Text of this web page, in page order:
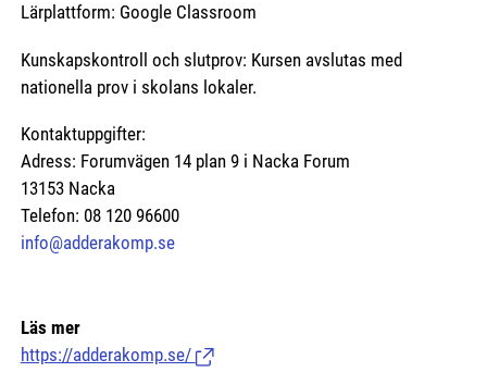
Lärplattform: Google Classroom
Kunskapskontroll och slutprov: Kursen avslutas med
nationella prov i skolans lokaler.
Kontaktuppgifter:
Adress: Forumvägen 14 plan 9 i Nacka Forum
13153 Nacka
Telefon: 08 120 96600
info@adderakomp.se
Läs mer
https://adderakomp.se/ (Länk till extern sida.)